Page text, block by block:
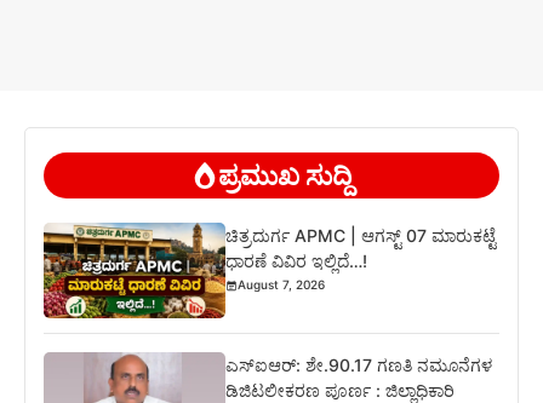
ಪ್ರಮುಖ ಸುದ್ದಿ
ಚಿತ್ರದುರ್ಗ APMC | ಆಗಸ್ಟ್ 07 ಮಾರುಕಟ್ಟೆ
ಧಾರಣೆ ವಿವಿರ ಇಲ್ಲಿದೆ…!
August 7, 2026
ಎಸ್‍ಐಆರ್: ಶೇ.90.17 ಗಣತಿ ನಮೂನೆಗಳ
ಡಿಜಿಟಲೀಕರಣ ಪೂರ್ಣ : ಜಿಲ್ಲಾಧಿಕಾರಿ